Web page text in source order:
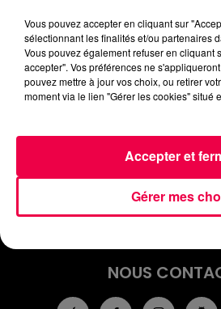
LES 12H DE
ETUDIANT
INFOS
JEUX
NOUS
Vous pouvez accepter en cliquant sur
sélectionnant les finalités et/ou partenaires
Vous pouvez également refuser en cliquant
accepter". Vos préférences ne
pouvez mettre à jour vos choix, ou retirer
moment via le lien "Gérer les cookies" situé
Gérer mes
Accepter et